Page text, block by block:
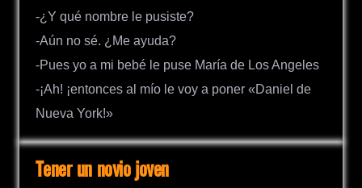
-¿Y qué nombre le pusiste?
-Aún no sé. ¿Me ayuda?
-Pues yo a mi bebé le puse María de Los Angeles
-¡Ah! ¡entonces al mío le voy a poner «Daniel de
Nueva York!»
Tener un novio joven